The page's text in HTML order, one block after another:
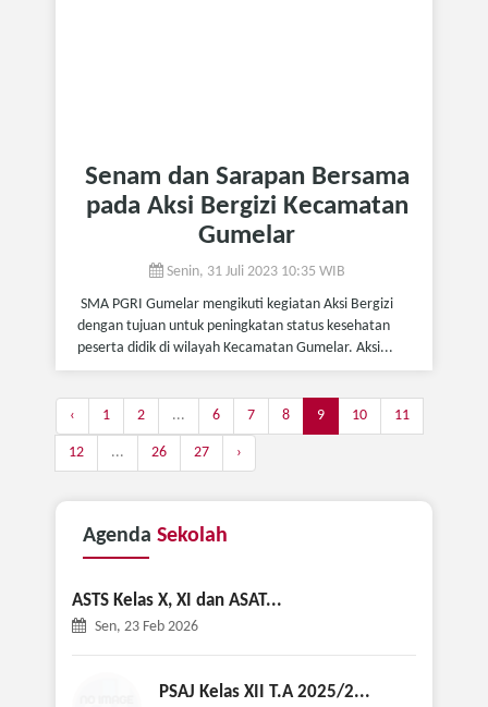
Senam dan Sarapan Bersama
pada Aksi Bergizi Kecamatan
Gumelar
Senin, 31 Juli 2023 10:35 WIB
SMA PGRI Gumelar mengikuti kegiatan Aksi Bergizi
dengan tujuan untuk peningkatan status kesehatan
peserta didik di wilayah Kecamatan Gumelar. Aksi...
‹ 1 2 ... 6 7 8 9 10 11
12 ... 26 27 ›
Agenda Sekolah
ASTS Kelas X, XI dan ASAT...
Sen, 23 Feb 2026
PSAJ Kelas XII T.A 2025/2...